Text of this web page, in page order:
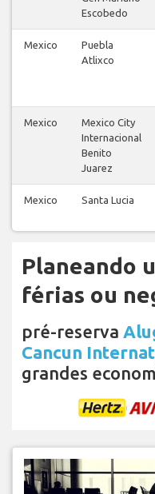
Escobedo
Mexico
Puebla
Atlixco
Mexico
Mexico City
Internacional
Benito
Juarez
Mexico Santa Lucia
Planeando
férias ou
pré-reserva
Cancun
grandes